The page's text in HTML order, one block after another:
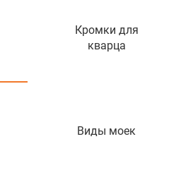
Кромки для
кварца
Виды моек